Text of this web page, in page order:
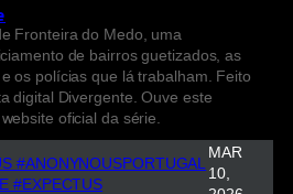
Fronteira do Medo, uma
de bairros guetizados, as
os polícias que lá trabalham. Feito
digital Divergente. Ouve este
oficial da série.
#ANONYNOUSPORTUGAL
#EXPECTUS
MAR
10,